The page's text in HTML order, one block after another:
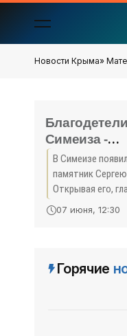
Новости Крыма»
Благодетели
Симеиза -
«История»
В Симеизе
памятник
Открывая его,
публики Сергей
отметил:
патриотом,
07 июня, 12:30
Горячие